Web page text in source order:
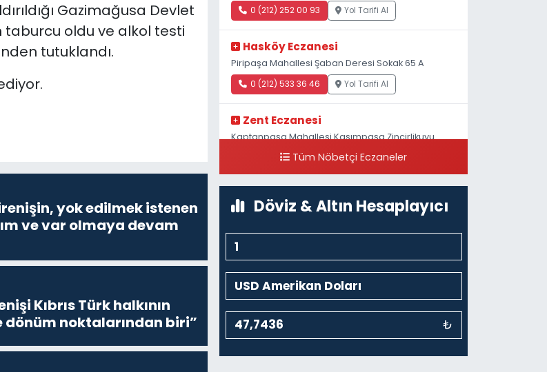
Gazimağusa Devlet
taburcu oldu ve alkol testi
tutuklandı.
yok edilmek istenen
ve var olmaya devam
Kıbrıs Türk halkının
noktalarından biri”
0 (212) 252 00 93 Yol Tarifi Al
Hasköy Eczanesi
Piripaşa Mahallesi Şaban Deresi Sokak 65 A
0 (212) 533 36 46 Yol Tarifi Al
Zent Eczanesi
Kaptanpaşa Mahallesi Kasımpaşa Zincirlikuyu
Tüm Nöbetçi Eczaneler
Döviz & Altın Hesaplayıcı
₺